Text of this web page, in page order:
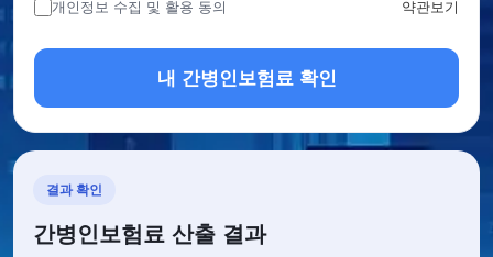
개인정보 수집 및 활용 동의 약관보기
내 간병인보험료 확인
결과 확인
간병인보험료 산출 결과